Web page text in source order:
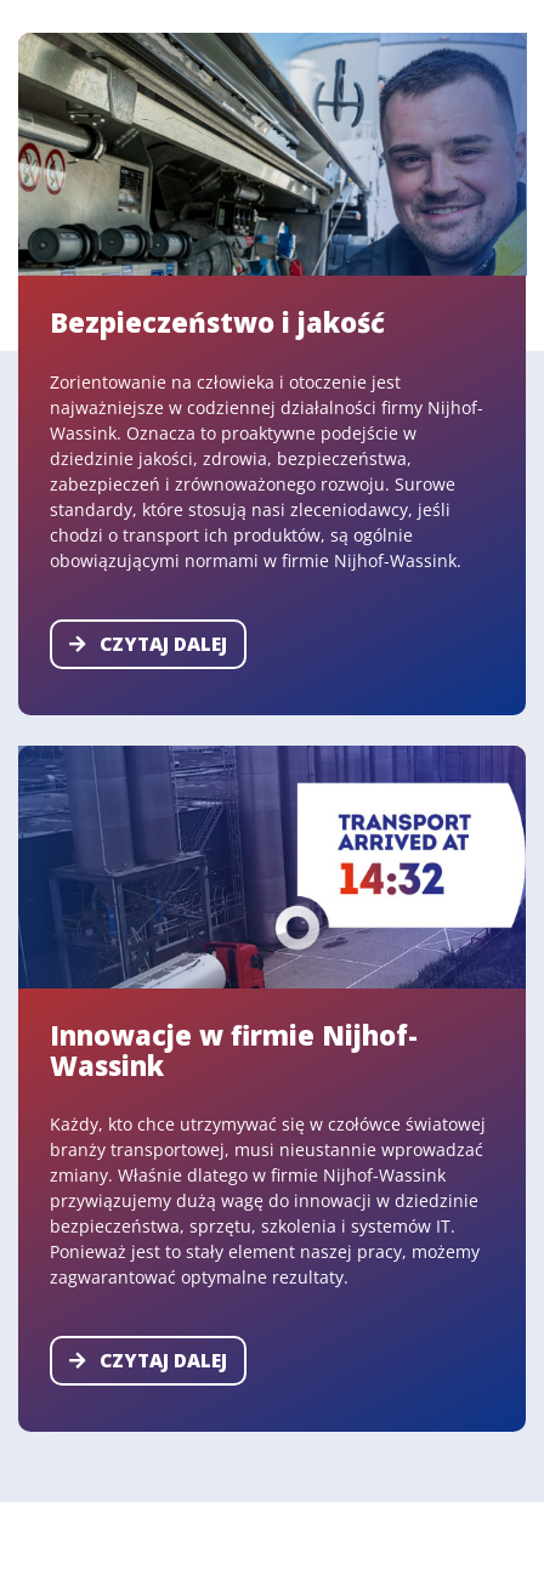
Bezpieczeństwo i jakość
Zorientowanie na człowieka i otoczenie jest
najważniejsze w codziennej działalności firmy Nijhof-
Wassink. Oznacza to proaktywne podejście w
dziedzinie jakości, zdrowia, bezpieczeństwa,
zabezpieczeń i zrównoważonego rozwoju. Surowe
standardy, które stosują nasi zleceniodawcy, jeśli
chodzi o transport ich produktów, są ogólnie
obowiązującymi normami w firmie Nijhof-Wassink.
CZYTAJ DALEJ
Innowacje w firmie Nijhof-
Wassink
Każdy, kto chce utrzymywać się w czołówce światowej
branży transportowej, musi nieustannie wprowadzać
zmiany. Właśnie dlatego w firmie Nijhof-Wassink
przywiązujemy dużą wagę do innowacji w dziedzinie
bezpieczeństwa, sprzętu, szkolenia i systemów IT.
Ponieważ jest to stały element naszej pracy, możemy
zagwarantować optymalne rezultaty.
CZYTAJ DALEJ